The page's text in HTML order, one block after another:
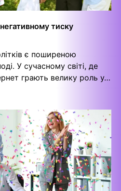
тиску
є поширеною
У сучасному світі, де
грають велику роль у…